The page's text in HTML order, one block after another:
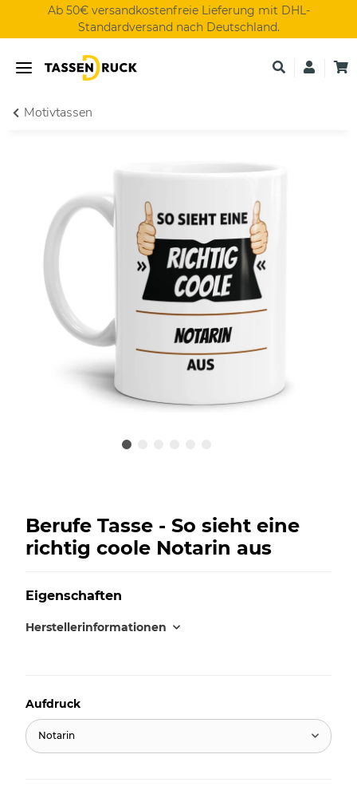
Ab 50€ versandkostenfreie Lieferung mit DHL-
Standardversand nach Deutschland.
Motivtassen
Berufe Tasse - So sieht eine
richtig coole Notarin aus
Eigenschaften
Herstellerinformationen
Aufdruck
Notarin